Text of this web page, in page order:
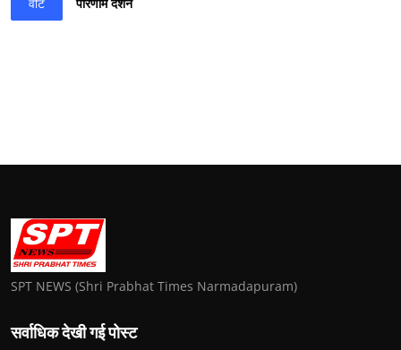
SPT NEWS (Shri Prabhat Times Narmadapuram)
सर्वाधिक देखी गई पोस्ट